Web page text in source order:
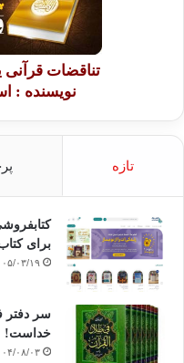
تناقضات
نویسنده :
تازه
برای
۰۵/۰۳/۱۹
سر دفتر
خداست‌!
۰۴/۰۸/۰۳